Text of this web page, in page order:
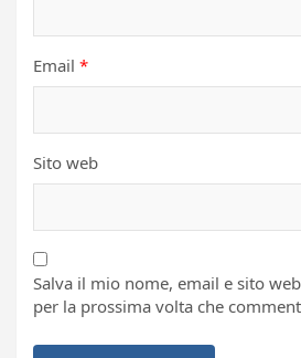
Email *
Sito web
Salva il mio nome, email e sito
per la prossima volta che